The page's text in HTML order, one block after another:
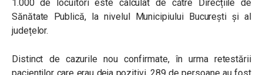
1.000 de locuitori este calculat de către Direcțiile de
Sănătate Publică, la nivelul Municipiului București și al
județelor.
Distinct de cazurile nou confirmate, în urma retestării
pacienților care erau deja pozitivi, 289 de persoane au fost